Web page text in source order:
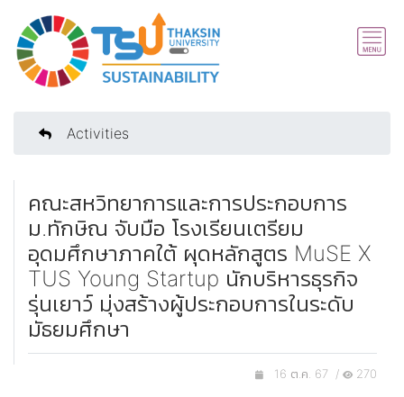
Activities
คณะสหวิทยาการและการประกอบการ
ม.ทักษิณ จับมือ โรงเรียนเตรียม
อุดมศึกษาภาคใต้ ผุดหลักสูตร MuSE X
TUS Young Startup นักบริหารธุรกิจ
รุ่นเยาว์ มุ่งสร้างผู้ประกอบการในระดับ
มัธยมศึกษา
16 ต.ค. 67 / 270